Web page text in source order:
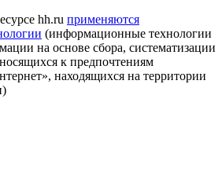
hh.ru применяются
(информационные технологии
на основе сбора, систематизации
к предпочтениям
находящихся на территории